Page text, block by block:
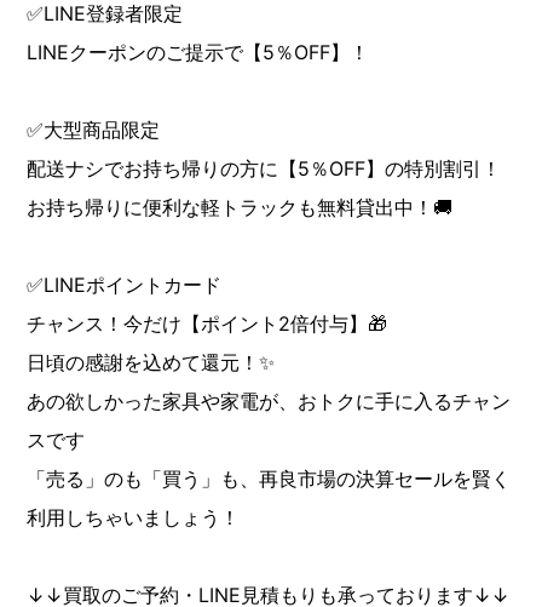
✅LINE登録者限定
LINEクーポンのご提示で【5％OFF】！
✅大型商品限定
配送ナシでお持ち帰りの方に【5％OFF】の特別割引！
お持ち帰りに便利な軽トラックも無料貸出中！🚚
✅LINEポイントカード
チャンス！今だけ【ポイント2倍付与】🎁
日頃の感謝を込めて還元！✨
あの欲しかった家具や家電が、おトクに手に入るチャン
スです
「売る」のも「買う」も、再良市場の決算セールを賢く
利用しちゃいましょう！
↓↓買取のご予約・LINE見積もりも承っております↓↓